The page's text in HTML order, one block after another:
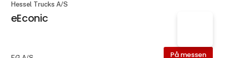
Hessel Trucks A/S
eEconic
På messen